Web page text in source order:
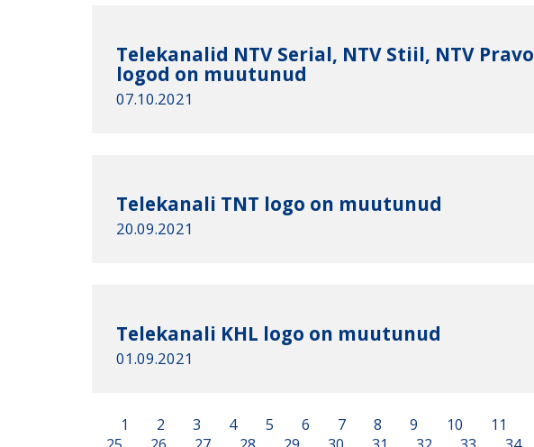
Telekanalid NTV Serial, NTV Stiil, NTV Pravo
logod on muutunud
07.10.2021
Telekanali TNT logo on muutunud
20.09.2021
Telekanali KHL logo on muutunud
01.09.2021
1 2 3 4 5 6 7 8 9 10 11